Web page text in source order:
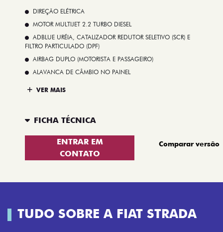
DIREÇÃO ELÉTRICA
MOTOR MULTIJET 2.2 TURBO DIESEL
ADBLUE URÉIA, CATALIZADOR REDUTOR SELETIVO (SCR) E
FILTRO PARTICULADO (DPF)
AIRBAG DUPLO (MOTORISTA E PASSAGEIRO)
ALAVANCA DE CÂMBIO NO PAINEL
VER MAIS
FICHA TÉCNICA
ENTRAR EM
CONTATO
Comparar versão
TUDO SOBRE A FIAT STRADA